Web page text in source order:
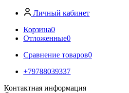
Личный кабинет
Корзина0
Отложенные0
Сравнение товаров0
+79788039337
Контактная информация